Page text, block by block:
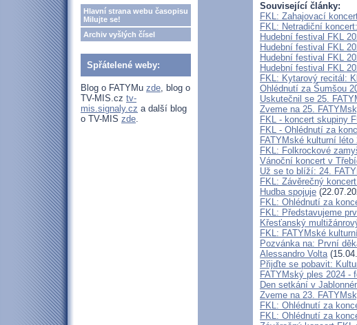
Hlavní strana webu časopisu
Milujte se!
Archiv vyšlých čísel
Spřátelené weby:
Blog o FATYMu zde, blog o
TV-MIS.cz tv-
mis.signaly.cz a další blog
o TV-MIS zde.
Související články:
FKL: Zahajovací
FKL: Netradiční
Hudební festival FKL
Hudební festival FKL
Hudební festival FKL
Hudební festival FKL
FKL: Kytarový recitál:
Ohlédnutí za Šumšou
Uskutečnil se 25.
Zveme na 25.
FKL - koncert skupiny
FKL - Ohlédnutí za
FATYMské kulturní
FKL: Folkrockové
Vánoční koncert v
Už se to blíží: 24.
FKL: Závěrečný
Hudba spojuje
FKL: Ohlédnutí za
FKL: Představujeme
Křesťanský
FKL: FATYMské
Pozvánka na: První
Alessandro Volta
Přijďte se pobavit:
FATYMský ples 2024 -
Den setkání v
Zveme na 23.
FKL: Ohlédnutí za
FKL: Ohlédnutí za